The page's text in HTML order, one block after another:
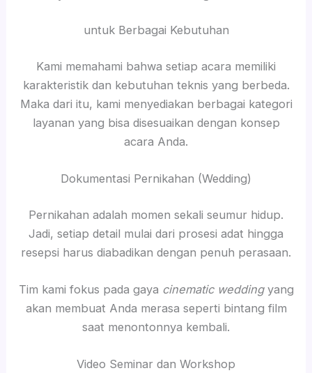
untuk Berbagai Kebutuhan
Kami memahami bahwa setiap acara memiliki
karakteristik dan kebutuhan teknis yang berbeda.
Maka dari itu, kami menyediakan berbagai kategori
layanan yang bisa disesuaikan dengan konsep
acara Anda.
Dokumentasi Pernikahan (Wedding)
Pernikahan adalah momen sekali seumur hidup.
Jadi, setiap detail mulai dari prosesi adat hingga
resepsi harus diabadikan dengan penuh perasaan.
Tim kami fokus pada gaya cinematic weddingyang
akan membuat Anda merasa seperti bintang film
saat menontonnya kembali.
Video Seminar dan Workshop